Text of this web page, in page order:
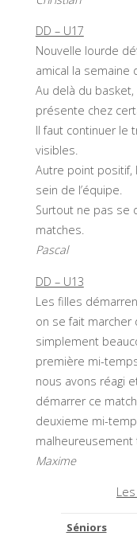
DD – U17
Nouvelle lourde
amical la semaine
Au delà du basket,
présente chez
Il faut continuer le
visibles.
Autre point positif,
sein de l’équipe.
Surtout ne pas se
matches.
Pascal
DD – U13
Les filles
on se fait marcher
simplement
première mi-
nous avons réagi
démarrer ce
deuxieme mi-
Maxime
Séniors